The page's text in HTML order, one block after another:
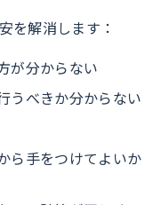
を解消します：
が分からない
うべきか分からない
ら手をつけてよいか